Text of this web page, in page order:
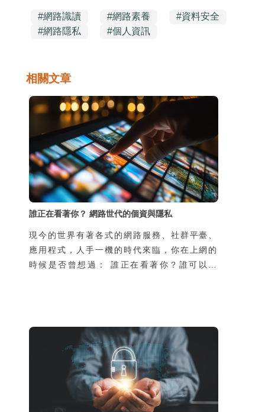
#網路識讀 #網路素養 #資料安全
#網路隱私 #個人資訊
相關文章
誰正在看著你？ 網路世代的個資與隱私
現今的世界有著各式的網路服務、社群平臺、
應用程式，人手一機的時代來臨，你在上網的
時候是否曾想過： 誰正在看著你？誰可以看
做什麼？別人拿到你的個人資料會對你造成什
麼影響？